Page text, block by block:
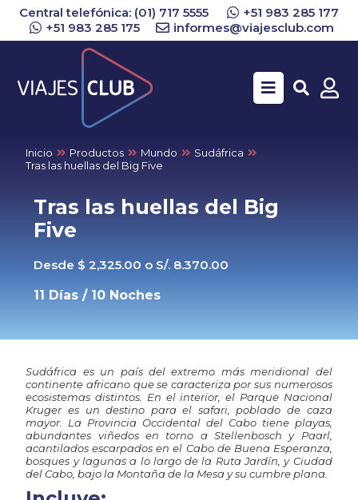
Central telefónica: (01) 717 5555
+51 983 285 177
+51 983 285 175
informes@viajesclub.com
Inicio Productos Mundo
Sudáfrica
Tras las huellas del Big Five
Tras las huellas del Big
Five
Desde $ 2,325.00 o S/. 8.370.00
11 Días / 10 Noches
Sudáfrica es un país del extremo más meridional del
continente africano que se caracteriza por sus numerosos
ecosistemas distintos. En el interior, el Parque Nacional
Kruger es un destino para el safari, poblado de caza
mayor. La Provincia Occidental del Cabo tiene playas,
abundantes viñedos en torno a Stellenbosch y Paarl,
acantilados escarpados en el Cabo de Buena Esperanza,
bosques y lagunas a lo largo de la Ruta Jardín, y Ciudad
del Cabo, bajo la Montaña de la Mesa y su cumbre plana.